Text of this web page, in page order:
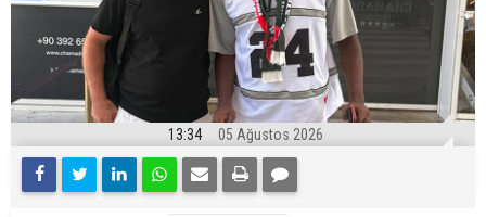
13:34 05 Ağustos 2026